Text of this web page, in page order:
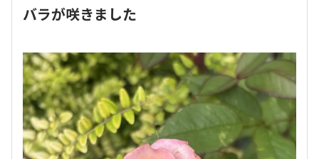
バラが咲きました